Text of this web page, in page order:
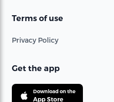
Terms of use
Privacy Policy
Get the app
Download on the
App Store